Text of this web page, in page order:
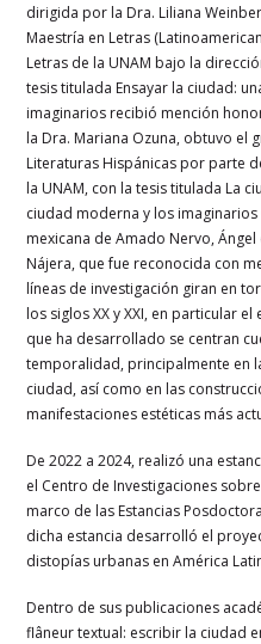
dirigida por la Dra. Liliana
Maestría en Letras
Letras de la UNAM bajo la
tesis titulada Ensayar la ciudad:
imaginarios recibió mención
la Dra. Mariana Ozuna, obtuvo el
Literaturas Hispánicas por parte
la UNAM, con la tesis titulada La
ciudad moderna y los
mexicana de Amado Nervo,
Nájera, que fue reconocida con
líneas de investigación giran en
los siglos XX y XXI, en particular
que ha desarrollado se centran
temporalidad, principalmente en
ciudad, así como en las
manifestaciones estéticas más
De 2022 a 2024, realizó una
el Centro de Investigaciones
marco de las Estancias
dicha estancia desarrolló el
distopías urbanas en América
Dentro de sus publicaciones
flâneur textual: escribir la ciudad